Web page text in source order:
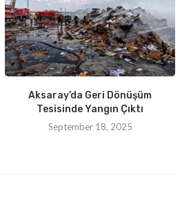
Aksaray’da Geri Dönüşüm
Tesisinde Yangın Çıktı
September 18, 2025